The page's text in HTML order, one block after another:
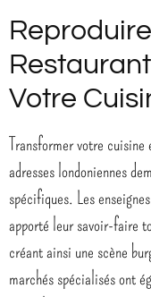
Votre
Transformer votre cuisine
adresses londoniennes
spécifiques. Les
apporté leur savoir-faire
créant ainsi une scène
marchés spécialisés ont